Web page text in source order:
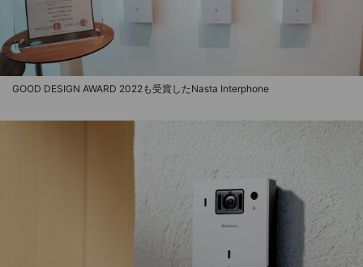
GOOD DESIGN AWARD 2022も受賞したNasta Interphone